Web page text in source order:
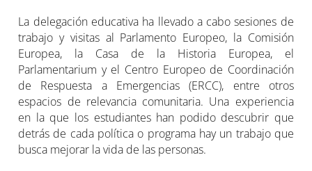
La delegación educativa ha llevado a cabo sesiones de
trabajo y visitas al Parlamento Europeo, la Comisión
Europea, la Casa de la Historia Europea, el
Parlamentarium y el Centro Europeo de Coordinación
de Respuesta a Emergencias (ERCC), entre otros
espacios de relevancia comunitaria. Una experiencia
en la que los estudiantes han podido descubrir que
detrás de cada política o programa hay un trabajo que
busca mejorar la vida de las personas.